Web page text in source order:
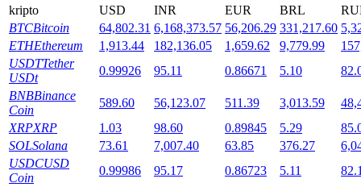
Launchpool
Staking fleksibel untuk mendapatkan token populer
kripto USD INR EUR BRL
BTCBitcoin 64,802.31 6,168,373.57 56,206.29 331,217.60
ETHEthereum 1,913.44 182,136.05 1,659.62 9,779.99
USDTTether
USDt
0.99926 95.11 0.86671 5.10
BNBBinance
Coin
589.60 56,123.07 511.39 3,013.59
XRPXRP 1.03 98.60 0.89845 5.29
SOLSolana 73.61 7,007.40 63.85 376.27
USDCUSD
Coin
0.99986 95.17 0.86723 5.11